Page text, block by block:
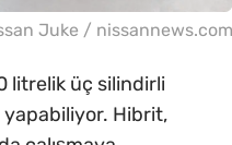
Juke / nissannews.com
litrelik üç silindirli
yapabiliyor. Hibrit,